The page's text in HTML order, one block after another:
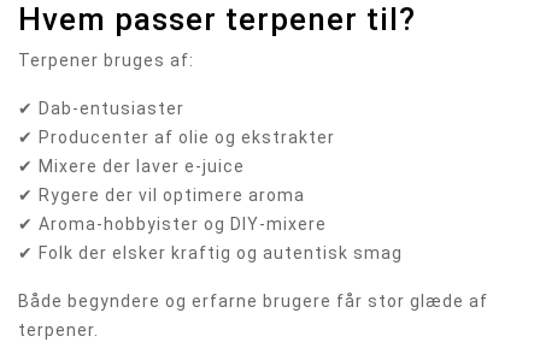
Hvem passer terpener til?
Terpener bruges af:
✔ Dab-entusiaster
✔ Producenter af olie og ekstrakter
✔ Mixere der laver e-juice
✔ Rygere der vil optimere aroma
✔ Aroma-hobbyister og DIY-mixere
✔ Folk der elsker kraftig og autentisk smag
Både begyndere og erfarne brugere får stor glæde af
terpener.